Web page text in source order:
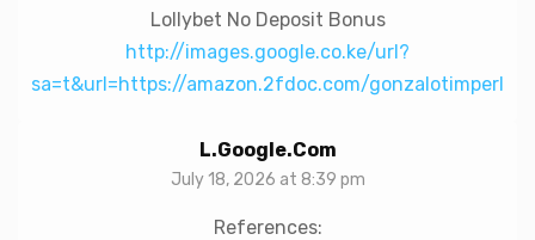
Lollybet No Deposit Bonus
http://images.google.co.ke/url?
sa=t&url=https://amazon.2fdoc.com/gonzalotimperl
L.google.com
July 18, 2026 at 8:39 pm
References: